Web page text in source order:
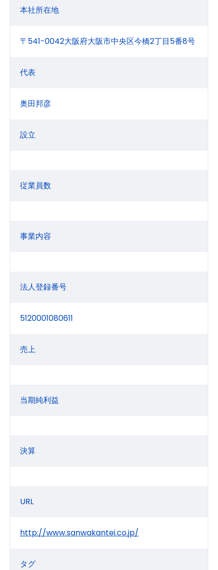
本社所在地
〒541-0042大阪府大阪市中央区今橋2丁目5番8号
代表
奥田邦彦
設立
従業員数
事業内容
法人登録番号
5120001080611
売上
当期純利益
決算
URL
http://www.sanwakantei.co.jp/
タグ